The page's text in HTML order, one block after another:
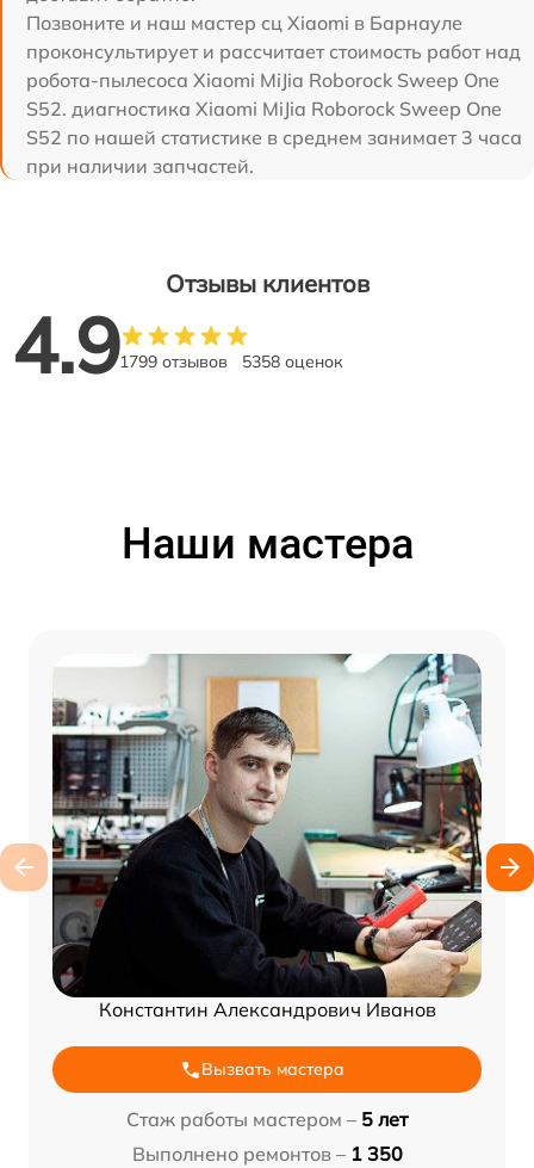
Позвоните и наш мастер сц Xiaomi в Барнауле
проконсультирует и рассчитает стоимость работ над
робота-пылесоса Xiaomi MiJia Roborock Sweep One
S52. диагностика Xiaomi MiJia Roborock Sweep One
S52 по нашей статистике в среднем занимает 3 часа
при наличии запчастей.
Отзывы клиентов
4.91799 отзывов 5358 оценок
Наши мастера
Константин Александрович Иванов
Вызвать мастера
Стаж работы мастером – 5 лет
Выполнено ремонтов – 1 350